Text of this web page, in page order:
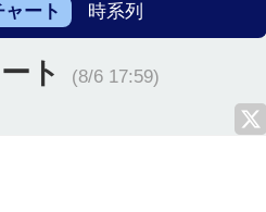
ャート 時系列
ト (8/6 17:59)